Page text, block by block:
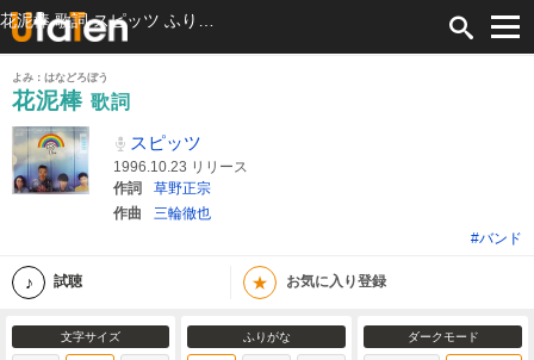
よみ：はなどろぼう
花泥棒 歌詞
スピッツ
1996.10.23 リリース
作詞
草野正宗
作曲
三輪徹也
#バンド
試聴 ★ お気に入り登録
文字サイズ ふりがな ダークモード